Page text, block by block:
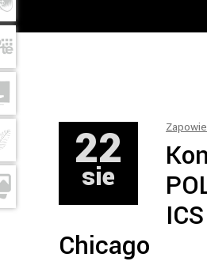
22
sie
Chicago